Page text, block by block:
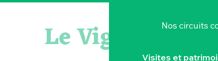
Nos circuits
Visites et
« Veduta, les palais oubliés d'Italie » Thomas Jorion
Le bleu dans tous ses états
Visites guidées expo « Veduta, les palais oubliés d'Italie »
Le Vignoble